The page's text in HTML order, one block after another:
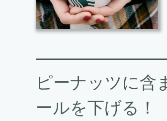
ピーナッツに含
ールを下げる！